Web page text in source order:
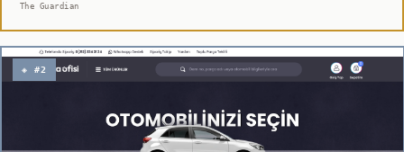
The Guardian
◈ #2